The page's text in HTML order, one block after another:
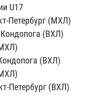
U17
Петербург (МХЛ)
(ВХЛ)
(ВХЛ)
Петербург (ВХЛ)